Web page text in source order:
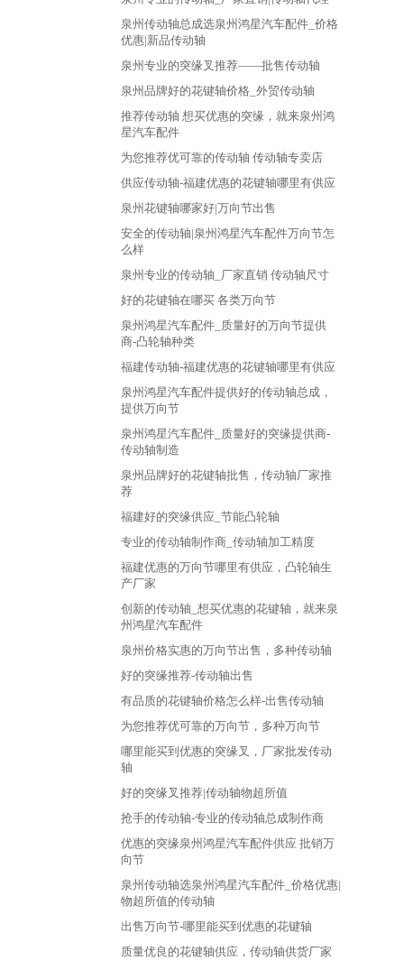
泉州传动轴总成选泉州鸿星汽车配件_价格
优惠|新品传动轴
泉州专业的突缘叉推荐——批售传动轴
泉州品牌好的花键轴价格_外贸传动轴
推荐传动轴 想买优惠的突缘，就来泉州鸿
星汽车配件
为您推荐优可靠的传动轴 传动轴专卖店
供应传动轴-福建优惠的花键轴哪里有供应
泉州花键轴哪家好|万向节出售
安全的传动轴|泉州鸿星汽车配件万向节怎
么样
泉州专业的传动轴_厂家直销 传动轴尺寸
好的花键轴在哪买 各类万向节
泉州鸿星汽车配件_质量好的万向节提供
商-凸轮轴种类
福建传动轴-福建优惠的花键轴哪里有供应
泉州鸿星汽车配件提供好的传动轴总成，
提供万向节
泉州鸿星汽车配件_质量好的突缘提供商-
传动轴制造
泉州品牌好的花键轴批售，传动轴厂家推
荐
福建好的突缘供应_节能凸轮轴
专业的传动轴制作商_传动轴加工精度
福建优惠的万向节哪里有供应，凸轮轴生
产厂家
创新的传动轴_想买优惠的花键轴，就来泉
州鸿星汽车配件
泉州价格实惠的万向节出售，多种传动轴
好的突缘推荐-传动轴出售
有品质的花键轴价格怎么样-出售传动轴
为您推荐优可靠的万向节，多种万向节
哪里能买到优惠的突缘叉，厂家批发传动
轴
好的突缘叉推荐|传动轴物超所值
抢手的传动轴-专业的传动轴总成制作商
优惠的突缘泉州鸿星汽车配件供应 批销万
向节
泉州传动轴选泉州鸿星汽车配件_价格优惠|
物超所值的传动轴
出售万向节-哪里能买到优惠的花键轴
质量优良的花键轴供应，传动轴供货厂家